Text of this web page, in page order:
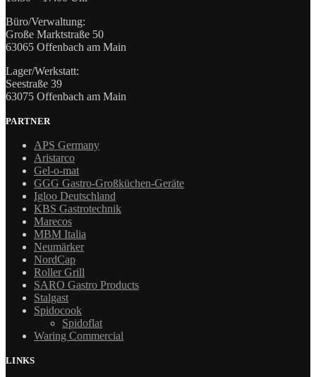
Büro/Verwaltung:
Große Marktstraße 50
63065 Offenbach am Main
Lager/Werkstatt:
Seestraße 39
63075 Offenbach am Main
PARTNER
APS Germany
Aristarco
Gel-o-mat
GGG Gastro-Großküchen-Geräte
Igloo Deutschland
KBS Gastrotechnik
Marecos
MBM Italia
Neumärker
NordCap
Roller Grill
SARO Gastro Products
Stalgast
Spidocook
Spidoflat
Waring Commercial
LINKS